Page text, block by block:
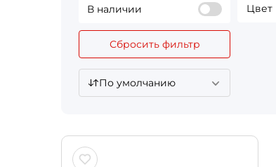
В наличии Цвет
Сбросить фильтр
По умолчанию